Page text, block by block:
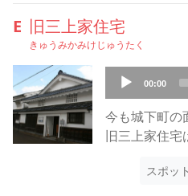
っている扇子
してみてくだ
す。
動く橋という
トになってい
は一日50回
し不定期の船
光船が通過す
また、日曜日
に橋を回し
そのため、天
見ることがで
一番のおすす
台」。
この上に立
ると龍が天に
え、「飛龍観
白になった
E 旧三上家住宅
きゅうみかみけじゅうたく
Audio
Player
00:00
今も城下町の
旧三上家住宅
く、贅を尽
スポッ